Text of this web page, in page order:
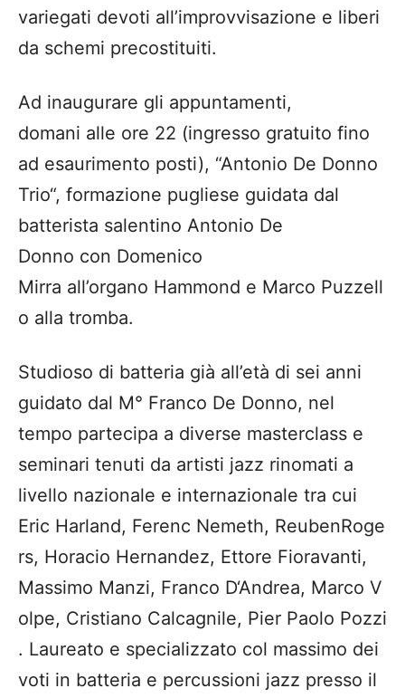
variegati devoti all’improvvisazione e liberi
da schemi precostituiti.
Ad inaugurare gli appuntamenti,
domani alle ore 22 (ingresso gratuito fino
ad esaurimento posti), “Antonio De Donno
Trio“, formazione pugliese guidata dal
batterista salentino Antonio De
Donno con Domenico
Mirra all’organo Hammond e Marco Puzzell
o alla tromba.
Studioso di batteria già all’età di sei anni
guidato dal M° Franco De Donno, nel
tempo partecipa a diverse masterclass e
seminari tenuti da artisti jazz rinomati a
livello nazionale e internazionale tra cui
Eric Harland, Ferenc Nemeth, ReubenRoge
rs, Horacio Hernandez, Ettore Fioravanti,
Massimo Manzi, Franco D‘Andrea, Marco V
olpe, Cristiano Calcagnile, Pier Paolo Pozzi
. Laureato e specializzato col massimo dei
voti in batteria e percussioni jazz presso il